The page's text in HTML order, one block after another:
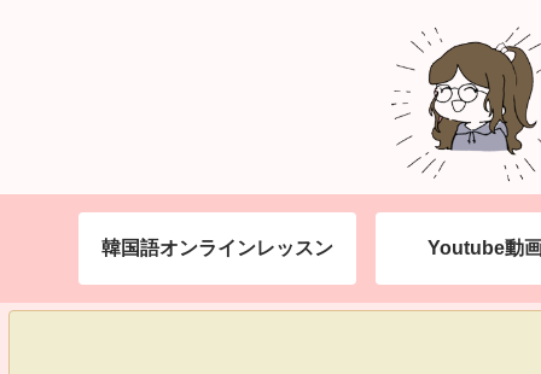
韓国語オンラインレッスン Youtube動